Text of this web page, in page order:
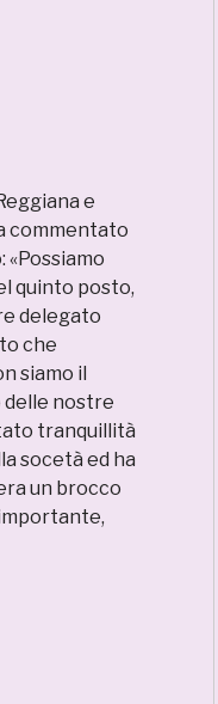
e
commentato
quinto posto,
delegato
che
siamo il
delle nostre
tranquillità
socetà ed ha
un brocco